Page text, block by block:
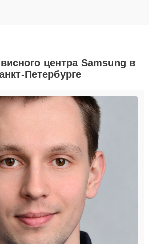
центра Samsung в
Петербурге